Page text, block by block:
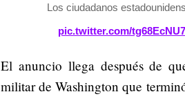
Los ciudadanos
pic.twitter.com/
El anuncio llega después de
militar de Washington que